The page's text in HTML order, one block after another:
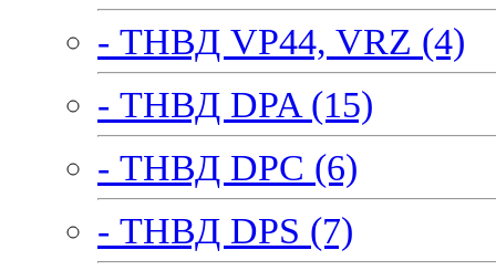
- ТНВД VP44, VRZ (4)
- ТНВД DPA (15)
- ТНВД DPC (6)
- ТНВД DPS (7)